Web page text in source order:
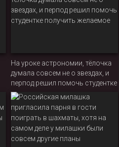
На уроке астрономии, тёлочка
думала совсем не о звездах, и
перпод решил помочь студентке
получить желаемое